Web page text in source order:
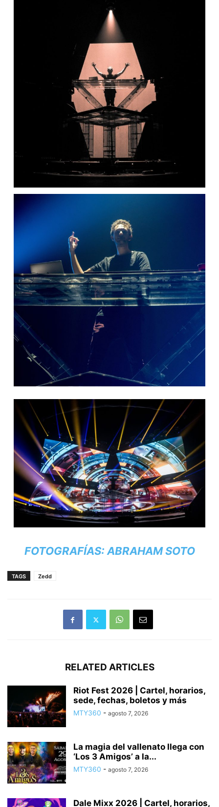
FOTOGRAFÍAS: ABRAHAM SOTO
TAGS Zedd
RELATED ARTICLES
Riot Fest 2026 | Cartel, horarios,
sede, fechas, boletos y más
MTY360 - agosto 7, 2026
La magia del vallenato llega con
‘Los 3 Amigos’ a la...
MTY360 - agosto 7, 2026
Dale Mixx 2026 | Cartel, horarios,